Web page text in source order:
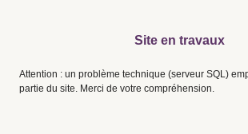
Site en travaux
Attention : un problème technique (serveur SQL)
partie du site. Merci de votre compréhension.